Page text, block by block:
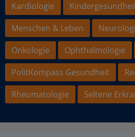
Kardiologie
Menschen & Leben
Onkologie
Ophthalmologie
PolitKompass Gesundheit
Rheumatologie
Seltene